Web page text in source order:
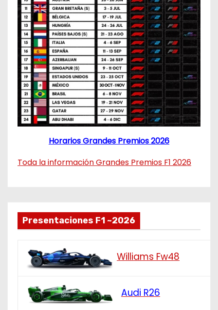
Horarios Grandes Premios 2026
Toda la información Grandes Premios F1 2026
Presentaciones F1 ~2026
Williams Fw48
Audi R26